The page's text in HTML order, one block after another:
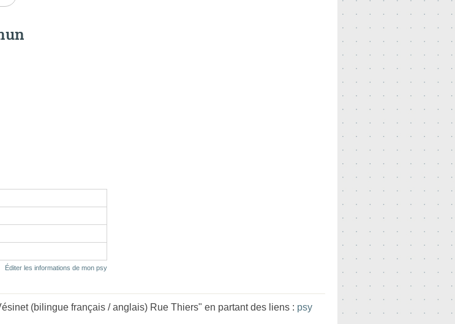
Éditer les informations de mon psy
(bilingue français / anglais) Rue Thiers" en partant des liens : psy